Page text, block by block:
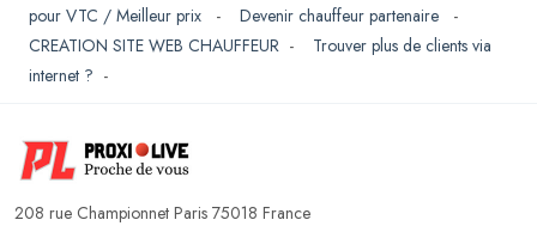
pour VTC / Meilleur prix
- Devenir chauffeur partenaire
-
CREATION SITE WEB CHAUFFEUR - Trouver plus de clients via
internet ? -
208 rue Championnet Paris 75018 France